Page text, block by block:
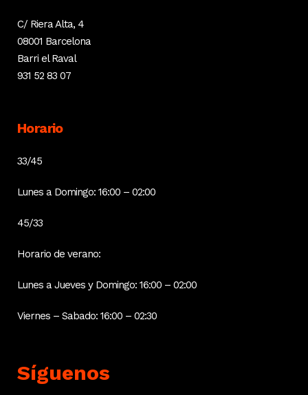
C/ Riera Alta, 4
08001 Barcelona
Barri el Raval
931 52 83 07
Horario
33/45
Lunes a Domingo: 16:00 – 02:00
45/33
Horario de verano:
Lunes a Jueves y Domingo: 16:00 – 02:00
Viernes – Sabado: 16:00 – 02:30
Síguenos